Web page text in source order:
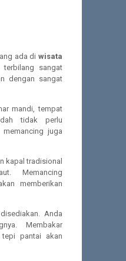
ada di wisata
sangat
dengan sangat
mandi, tempat
tidak perlu
juga
kapal tradisional
Memancing
memberikan
Anda
Membakar
pantai akan